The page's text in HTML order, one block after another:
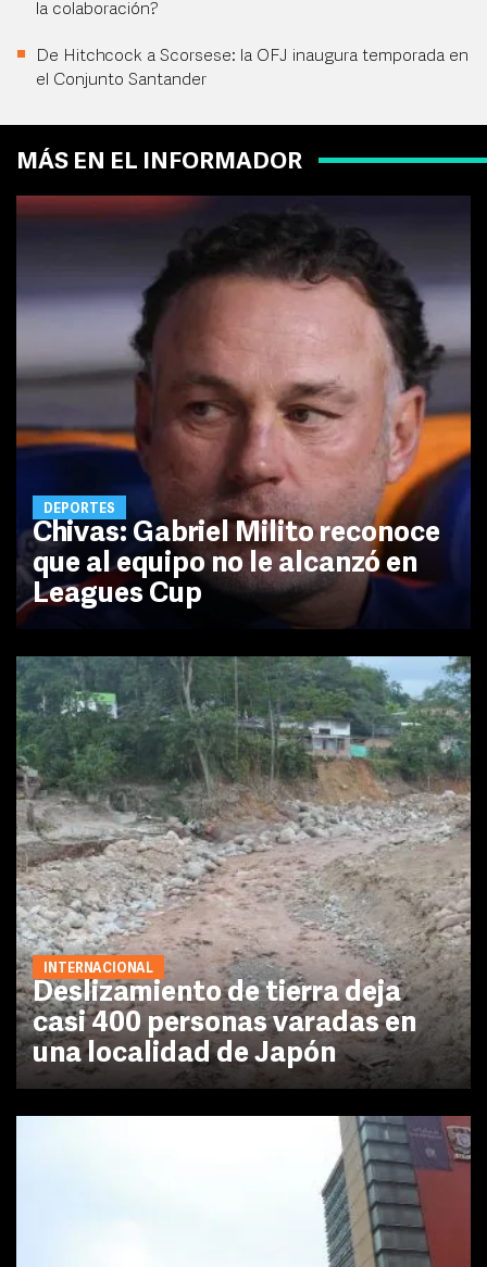
la colaboración?
De Hitchcock a Scorsese: la OFJ inaugura temporada en
el Conjunto Santander
MÁS EN EL INFORMADOR
DEPORTES
Chivas: Gabriel Milito reconoce
que al equipo no le alcanzó en
Leagues Cup
INTERNACIONAL
Deslizamiento de tierra deja
casi 400 personas varadas en
una localidad de Japón